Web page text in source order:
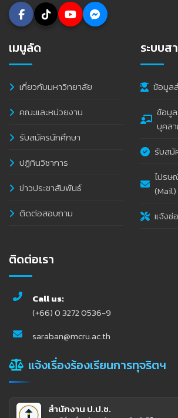
เมนูลัด
เกี่ยวกับมหาวิทยาลัย
คณะและหน่วยงาน
รับสมัครนักศึกษา
ปฏิทินวิชาการ
ข่าวประชาสัมพันธ์
ติดต่อสอบถาม
ระบบส
ข้อมูล
ข้อมู
บุคล
รับสมั
ไปรษ
(Mail)
แจ้งซ่
ติดต่อเรา
Call us:
(+66) 0 3272 0536-9
saraban@mcru.ac.th
แจ้งเรื่องร้องเรียนการทุจริตฯ
สำนักงาน ป.ป.ช.